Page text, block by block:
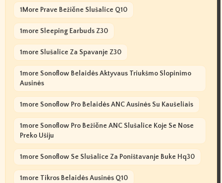
1More Prave Bežične Slušalice Q10
1more Sleeping Earbuds Z30
1more Slušalice Za Spavanje Z30
1more Sonoflow Belaidės Aktyvaus Triukšmo Slopinimo
Ausinės
1more Sonoflow Pro Belaidės ANC Ausinės Su Kaušeliais
1more Sonoflow Pro Bežične ANC Slušalice Koje Se Nose
Preko Ušiju
1more Sonoflow Se Slušalice Za Poništavanje Buke Hq30
1more Tikros Belaidės Ausinės Q10